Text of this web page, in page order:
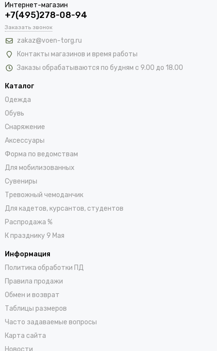
Интернет-магазин
+7(495)278-08-94
Заказать звонок
zakaz@voen-torg.ru
Контакты магазинов и время работы
Заказы обрабатываются по будням с 9.00 до 18.00
Каталог
Одежда
Обувь
Снаряжение
Аксессуары
Форма по ведомствам
Для мобилизованных
Сувениры
Тревожный чемоданчик
Для кадетов, курсантов, студентов
Распродажа %
К празднику 9 Мая
Информация
Политика обработки ПД
Правила продажи
Обмен и возврат
Таблицы размеров
Часто задаваемые вопросы
Карта сайта
Новости